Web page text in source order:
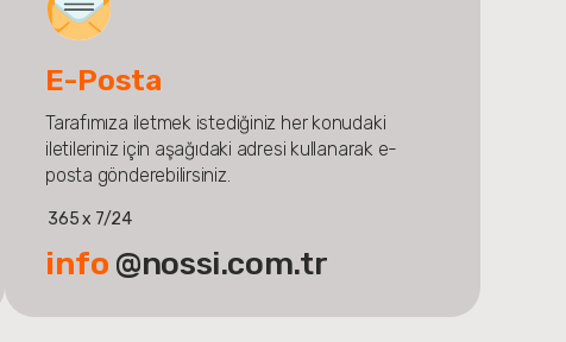
E-Posta
Tarafımıza iletmek istediğiniz her konudaki
iletileriniz için aşağıdaki adresi kullanarak e-
posta gönderebilirsiniz.
365 x 7/24
info @nossi.com.tr